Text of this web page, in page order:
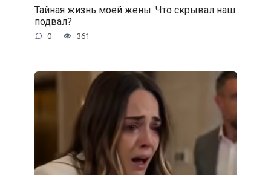
Тайная жизнь моей жены: Что скрывал наш
подвал?
0 361